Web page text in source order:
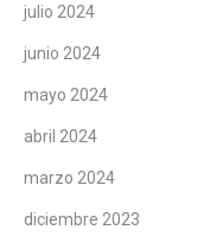
julio 2024
junio 2024
mayo 2024
abril 2024
marzo 2024
diciembre 2023